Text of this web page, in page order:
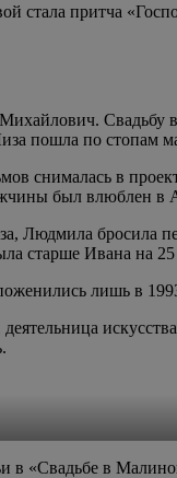
стала притча
Свадьбу
пошла по
снималась в
был влюблен в
Людмила
старше Ивана на
лишь в
в «Свадьбе в